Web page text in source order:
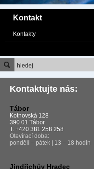
Kontakt
Kontakty
Kontaktujte nás:
Tábor
Kotnovská 128
390 01 Tábor
T: +420 381 258 258
Otevírací doba:
pondělí – pátek | 13 – 18 hodin
Jindřichův Hradec